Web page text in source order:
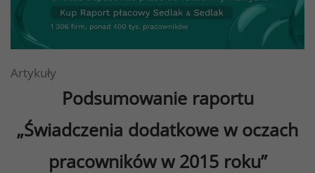
Artykuły
Podsumowanie raportu
„Świadczenia dodatkowe w oczach
pracowników w 2015 roku”